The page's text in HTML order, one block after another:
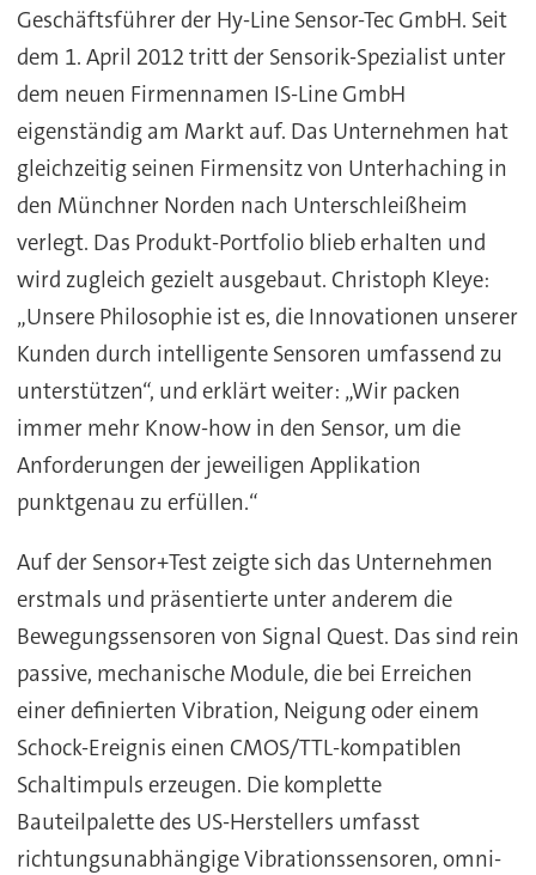
Geschäftsführer der Hy-Line Sensor-Tec GmbH. Seit
dem 1. April 2012 tritt der Sensorik-Spezialist unter
dem neuen Firmennamen IS-Line GmbH
eigenständig am Markt auf. Das Unternehmen hat
gleichzeitig seinen Firmensitz von Unterhaching in
den Münchner Norden nach Unterschleißheim
verlegt. Das Produkt-Portfolio blieb erhalten und
wird zugleich gezielt ausgebaut. Christoph Kleye:
„Unsere Philosophie ist es, die Innovationen unserer
Kunden durch intelligente Sensoren umfassend zu
unterstützen“, und erklärt weiter: „Wir packen
immer mehr Know-how in den Sensor, um die
Anforderungen der jeweiligen Applikation
punktgenau zu erfüllen.“
Auf der Sensor+Test zeigte sich das Unternehmen
erstmals und präsentierte unter anderem die
Bewegungssensoren von Signal Quest. Das sind rein
passive, mechanische Module, die bei Erreichen
einer definierten Vibration, Neigung oder einem
Schock-Ereignis einen CMOS/TTL-kompatiblen
Schaltimpuls erzeugen. Die komplette
Bauteilpalette des US-Herstellers umfasst
richtungsunabhängige Vibrationssensoren, omni-